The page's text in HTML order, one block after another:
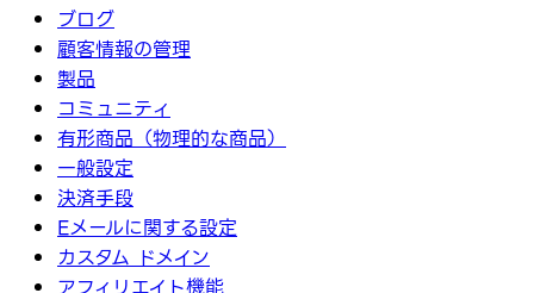
ブログ
顧客情報の管理
製品
コミュニティ
有形商品（物理的な商品）
一般設定
決済手段
Eメールに関する設定
カスタム ドメイン